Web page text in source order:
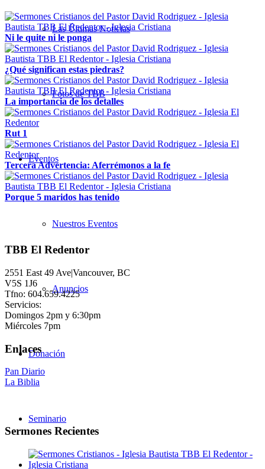
Las Últimas Noticias
Fotos de TBB
Eventos
Nuestros Eventos
Anuncios
Donación
Seminario
Ni le quite ni le ponga
¿Qué significan estas piedras?
La importancia de los detalles
Rut 1
Tercera Advertencia: Aferrémonos a la fe
Porque 5 maridos has tenido
TBB El Redentor
2551 East 49 Ave|Vancouver, BC
V5S 1J6
Tfno: 604.659.4225
Servicios:
Domingos 2pm y 6:30pm
Miércoles 7pm
Enlaces
Pan Diario
La Biblia
Sermones Recientes